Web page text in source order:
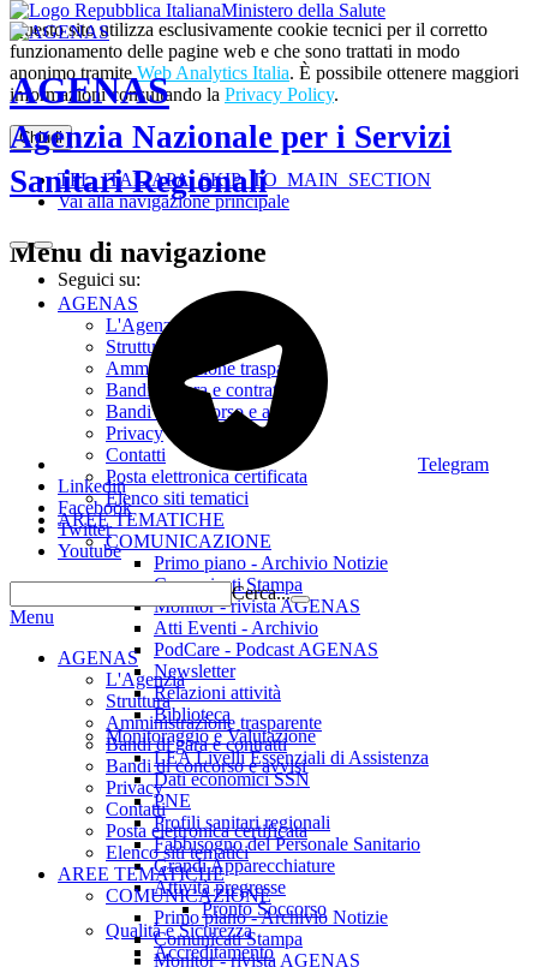
Questo sito utilizza esclusivamente cookie tecnici per il corretto
funzionamento delle pagine web e che sono trattati in modo
anonimo tramite Web Analytics Italia. È possibile ottenere maggiori
informazioni consultando la Privacy Policy.
Chiudi
TPL_ITALIAPA_SKIP_TO_MAIN_SECTION
Vai alla navigazione principale
Ministero della Salute
AGENAS
Agenzia Nazionale per i Servizi
Sanitari Regionali
Seguici su:
Telegram
Linkedin
Facebook
Twitter
Youtube
Cerca...
Menu
AGENAS
L'Agenzia
Struttura
Amministrazione trasparente
Bandi di gara e contratti
Bandi di concorso e avvisi
Privacy
Contatti
Posta elettronica certificata
Elenco siti tematici
AREE TEMATICHE
COMUNICAZIONE
Primo piano - Archivio Notizie
Comunicati Stampa
Monitor - rivista AGENAS
Menu di navigazione
AGENAS
L'Agenzia
Struttura
Amministrazione trasparente
Bandi di gara e contratti
Bandi di concorso e avvisi
Privacy
Contatti
Posta elettronica certificata
Elenco siti tematici
AREE TEMATICHE
COMUNICAZIONE
Primo piano - Archivio Notizie
Comunicati Stampa
Monitor - rivista AGENAS
Atti Eventi - Archivio
PodCare - Podcast AGENAS
Newsletter
Relazioni attività
Biblioteca
Monitoraggio e Valutazione
LEA Livelli Essenziali di Assistenza
Dati economici SSN
PNE
Profili sanitari regionali
Fabbisogno del Personale Sanitario
Grandi Apparecchiature
Attività pregresse
Pronto Soccorso
Qualità e Sicurezza
Accreditamento